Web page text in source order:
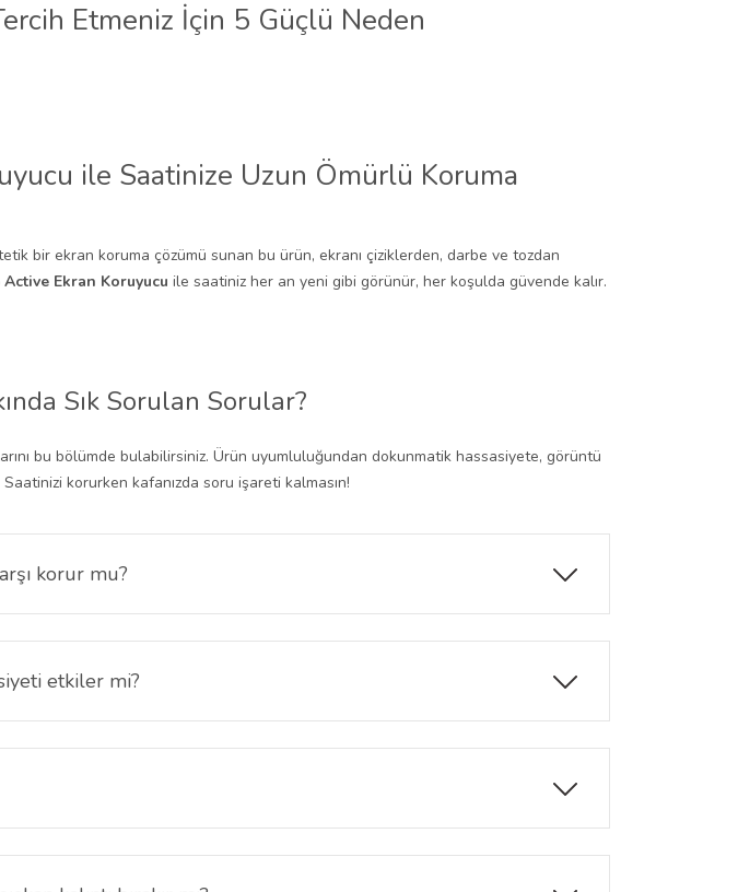
Etmeniz İçin 5 Güçlü Neden
ile Saatinize Uzun Ömürlü Koruma
bir ekran koruma çözümü sunan bu ürün, ekranı çiziklerden, darbe ve tozdan
Ekran Koruyucu ile saatiniz her an yeni gibi görünür, her koşulda güvende kalır.
Sık Sorulan Sorular?
bu bölümde bulabilirsiniz. Ürün uyumluluğundan dokunmatik hassasiyete, görüntü
korurken kafanızda soru işareti kalmasın!
korur mu?
darbeler, sürtünmeler ve ani çarpmalara karşı koruyucu bir bariyer
etkiler mi?
Bildirimleri kaydırma, uygulama kullanımı ve menü geçişlerinde
orijinal parlaklığını ve renk canlılığını tamamen korur. Ekranınız ilk